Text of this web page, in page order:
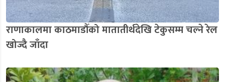
राणाकालमा काठमाडौँको मातातीर्थदेखि टेकुसम्म चल्ने रेल
खोज्दै जाँदा